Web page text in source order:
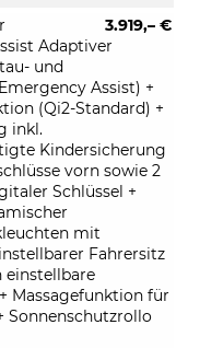
3.919,– €
Adaptiver
und
Assist) +
(Qi2-Standard) +
inkl.
Kindersicherung
vorn sowie 2
Schlüssel +
mit
Fahrersitz
einstellbare
Massagefunktion für
Sonnenschutzrollo